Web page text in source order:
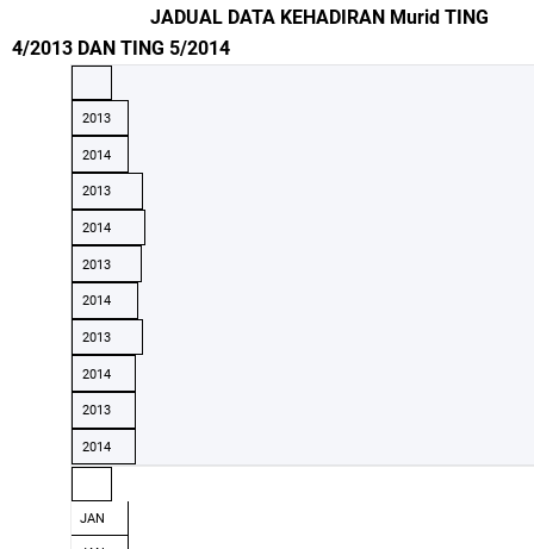
JADUAL DATA KEHADIRAN Murid TING
4/2013 DAN TING 5/2014
2013
2014
2013
2014
2013
2014
2013
2014
2013
2014
JAN